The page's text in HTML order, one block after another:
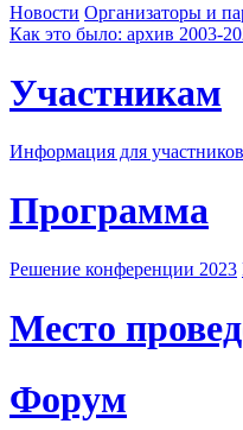
Новости Организаторы и
Как это было: архив 2003-
Участникам
Информация для участников
Программа
Решение конференции 2023
Место
Форум